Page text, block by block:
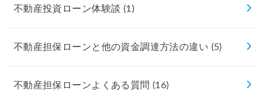
不動産投資ローン体験談 (1)
不動産担保ローンと他の資金調達方法の違い (5)
不動産担保ローンよくある質問(16)